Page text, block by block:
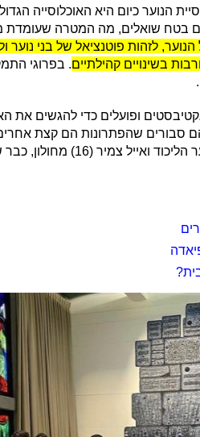
הנוער כיום היא האוכלוסייה
בני-נוער. אתם בטח שואלים, מה המטרה
לזהות פוטנציאל של בני נוער
בשינויים קהילתיים. בפרוגי
ופועלים כדי להגשים את
שהפתרונות הם קצת
(16) ממודיעין, כבר חצי שנה מכהן כיו"ר נוער